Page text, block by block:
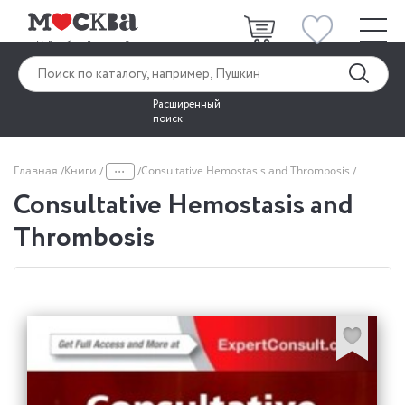
Расширенный
поиск
Главная Книги ... Consultative Hemostasis and Thrombosis
Consultative Hemostasis and
Thrombosis